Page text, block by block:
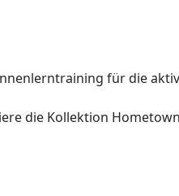
für die
die Kollektion Hometown